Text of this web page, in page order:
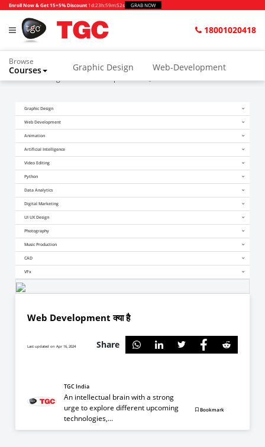
Enroll Now & Get 15+5% Discount 1d:23h:59m:51s GRAB NOW
18001020418
Browse
Courses Graphic Design Web-Development
Video Editing Music Production
Python & Data Science CAD Others
Home Blogs Web Development क्या है
Graphic Design
Web Development
Animation
Artificial Intelligence
Video Editing
Python
Data Analytics
Digital Marketing
UI UX Design
Photography
Music Production
CAD
VFx
Web Development क्या है
Last updated on Apr 16, 2024 Share
TGC India
An intellectual brain with a strong
urge to explore different upcoming
technologies,...
Bookmark